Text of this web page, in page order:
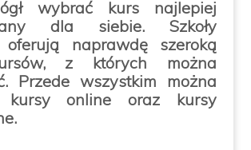
wybrać kurs najlepiej
dla siebie. Szkoły
oferują naprawdę szeroką
z których można
Przede wszystkim można
kursy online oraz kursy